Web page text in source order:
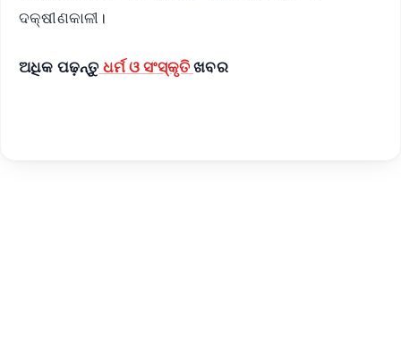
ଦକ୍ଷୀଣକାଳୀ।
ଅଧିକ ପଢ଼ନ୍ତୁ ଧର୍ମ ଓ ସଂସ୍କୃତିଖବର